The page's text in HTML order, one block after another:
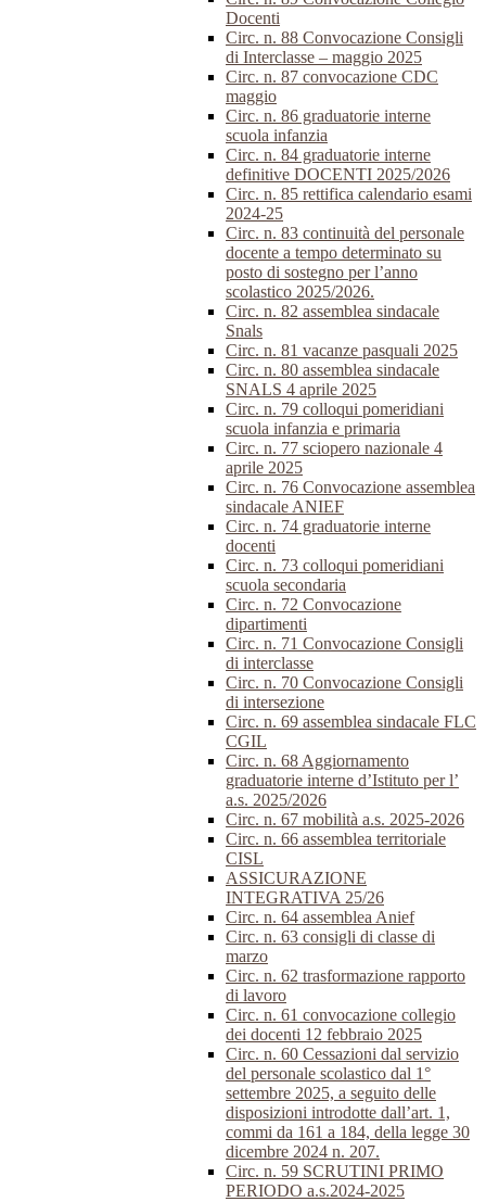
Docenti
Circ. n. 88 Convocazione Consigli
di Interclasse – maggio 2025
Circ. n. 87 convocazione CDC
maggio
Circ. n. 86 graduatorie interne
scuola infanzia
Circ. n. 84 graduatorie interne
definitive DOCENTI 2025/2026
Circ. n. 85 rettifica calendario esami
2024-25
Circ. n. 83 continuità del personale
docente a tempo determinato su
posto di sostegno per l’anno
scolastico 2025/2026.
Circ. n. 82 assemblea sindacale
Snals
Circ. n. 81 vacanze pasquali 2025
Circ. n. 80 assemblea sindacale
SNALS 4 aprile 2025
Circ. n. 79 colloqui pomeridiani
scuola infanzia e primaria
Circ. n. 77 sciopero nazionale 4
aprile 2025
Circ. n. 76 Convocazione assemblea
sindacale ANIEF
Circ. n. 74 graduatorie interne
docenti
Circ. n. 73 colloqui pomeridiani
scuola secondaria
Circ. n. 72 Convocazione
dipartimenti
Circ. n. 71 Convocazione Consigli
di interclasse
Circ. n. 70 Convocazione Consigli
di intersezione
Circ. n. 69 assemblea sindacale FLC
CGIL
Circ. n. 68 Aggiornamento
graduatorie interne d’Istituto per l’
a.s. 2025/2026
Circ. n. 67 mobilità a.s. 2025-2026
Circ. n. 66 assemblea territoriale
CISL
ASSICURAZIONE
INTEGRATIVA 25/26
Circ. n. 64 assemblea Anief
Circ. n. 63 consigli di classe di
marzo
Circ. n. 62 trasformazione rapporto
di lavoro
Circ. n. 61 convocazione collegio
dei docenti 12 febbraio 2025
Circ. n. 60 Cessazioni dal servizio
del personale scolastico dal 1°
settembre 2025, a seguito delle
disposizioni introdotte dall’art. 1,
commi da 161 a 184, della legge 30
dicembre 2024 n. 207.
Circ. n. 59 SCRUTINI PRIMO
PERIODO a.s.2024-2025